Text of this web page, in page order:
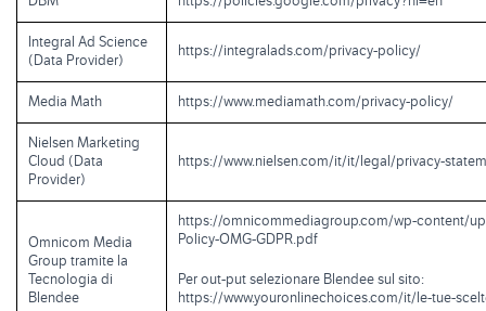
Integral Ad Science
(Data Provider)
https://integralads.com/privacy-policy/
Media Math https://www.mediamath.com/privacy-policy/
Nielsen Marketing
Cloud (Data
Provider)
https://www.nielsen.com/it/it/legal/privacy-
Omnicom Media
Group tramite la
Tecnologia di
Blendee
https://omnicommediagroup.com/wp-content/
Policy-OMG-GDPR.pdf
Per out-put selezionare Blendee sul sito:
https://www.youronlinechoices.com/it/le-tue-